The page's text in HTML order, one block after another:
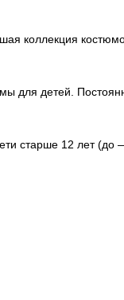
коллекция
для детей.
старше 12 лет (до